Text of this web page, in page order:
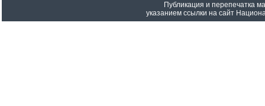
Публикация и перепечатка
указанием ссылки на сайт